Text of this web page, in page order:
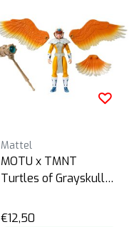
Mattel
MOTU x TMNT
Turtles of Grayskull
€12,50